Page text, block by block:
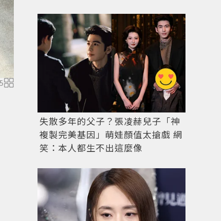
5
Melody和富商老公吳育奇。圖／擷自facebook
失散多年的父子？張凌赫兒子「神
複製完美基因」萌娃顏值太搶戲 網
笑：本人都生不出這麼像